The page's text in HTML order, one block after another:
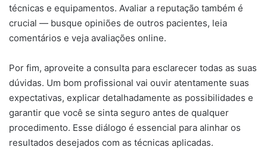
técnicas e equipamentos. Avaliar a reputação também é
crucial — busque opiniões de outros pacientes, leia
comentários e veja avaliações online.
Por fim, aproveite a consulta para esclarecer todas as suas
dúvidas. Um bom profissional vai ouvir atentamente suas
expectativas, explicar detalhadamente as possibilidades e
garantir que você se sinta seguro antes de qualquer
procedimento. Esse diálogo é essencial para alinhar os
resultados desejados com as técnicas aplicadas.